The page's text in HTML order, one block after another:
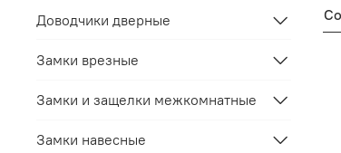
Доводчики дверные
Замки врезные
Замки и защелки межкомнатные
Замки навесные